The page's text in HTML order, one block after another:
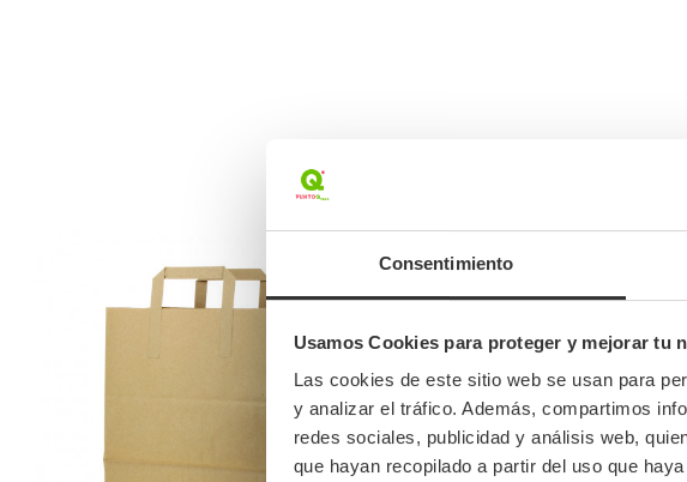
Consentimiento
Usamos Cookies para proteger y mejorar tu
Las cookies de este sitio web se usan para
y analizar el tráfico. Además, compartimos
redes sociales, publicidad y análisis web,
que hayan recopilado a partir del uso que